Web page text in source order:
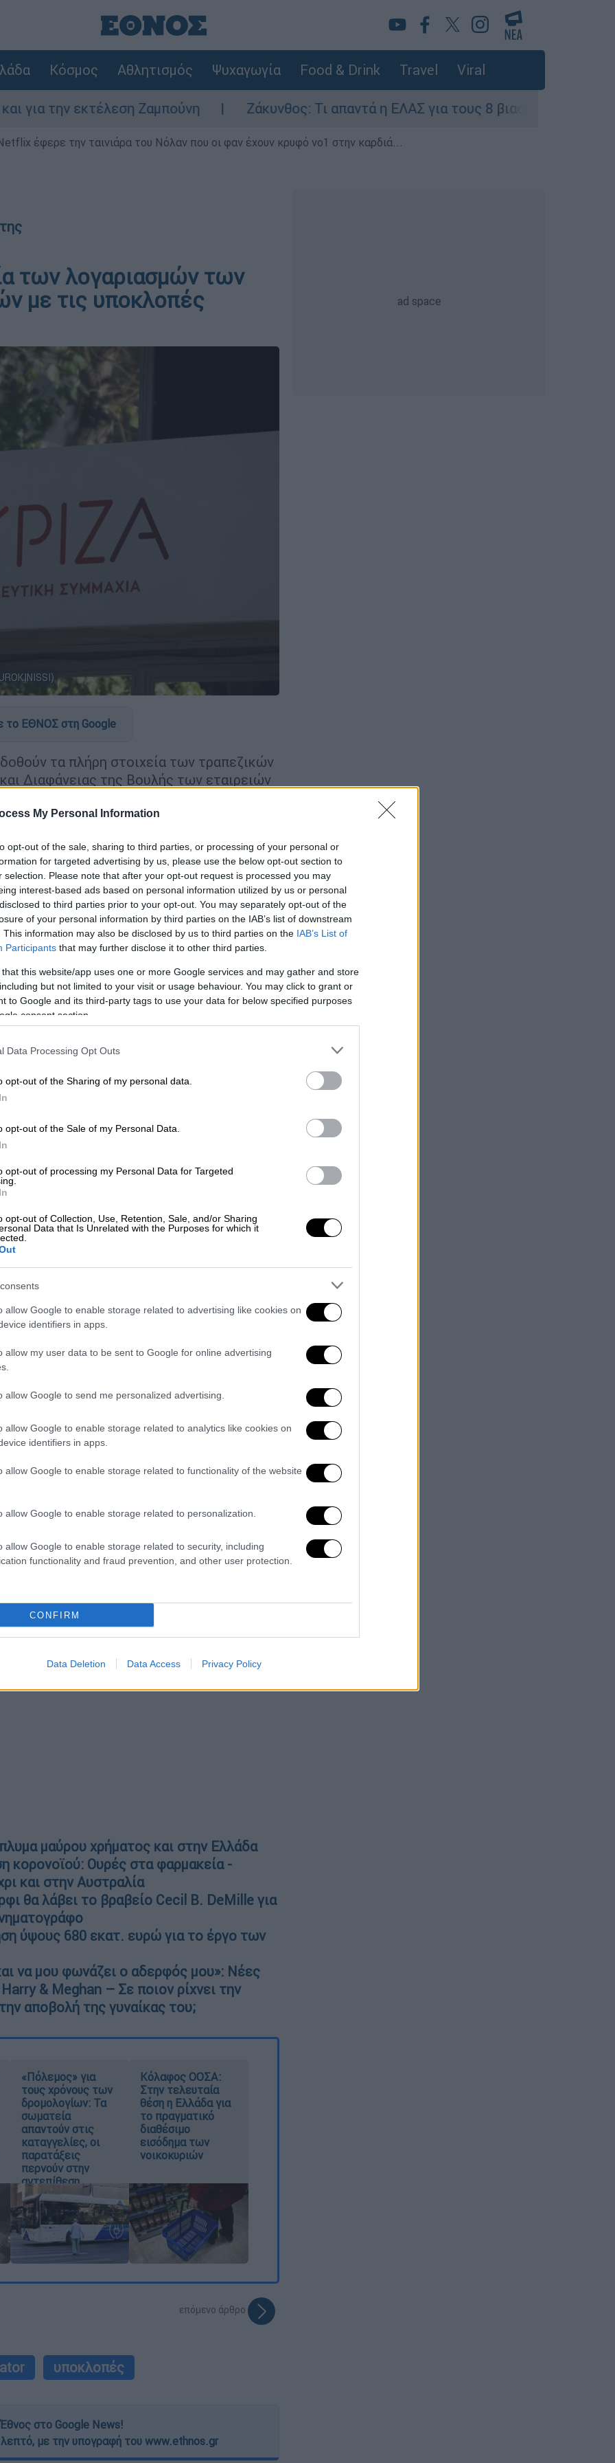
My Personal Information
opt-out of the sale, sharing to third parties, or processing of your personal or
for targeted advertising by us, please use the below opt-out section to
selection. Please note that after your opt-out request is processed you may
interest-based ads based on personal information utilized by us or personal
to third parties prior to your opt-out. You may separately opt-out of the
of your personal information by third parties on the IAB’s list of downstream
This information may also be disclosed by us to third parties on the IAB’s List of
Participants that may further disclose it to other third parties.
that this website/app uses one or more Google services and may gather and store
but not limited to your visit or usage behaviour. You may click to grant or
to Google and its third-party tags to use your data for below specified purposes
consent section.
Data Processing Opt Outs
opt-out of the Sharing of my personal data.
opt-out of the Sale of my Personal Data.
opt-out of processing my Personal Data for Targeted
opt-out of Collection, Use, Retention, Sale, and/or Sharing
Data that Is Unrelated with the Purposes for which it
allow Google to enable storage related to advertising like cookies on
identifiers in apps.
allow my user data to be sent to Google for online advertising
allow Google to send me personalized advertising.
allow Google to enable storage related to analytics like cookies on
identifiers in apps.
allow Google to enable storage related to functionality of the website
allow Google to enable storage related to personalization.
allow Google to enable storage related to security, including
functionality and fraud prevention, and other user protection.
CONFIRM
Data Deletion Data Access Privacy Policy
Κόσμος Αθλητισμός Ψυχαγωγία Food & Drink Travel Viral
εκτέλεση Ζαμπούνη Ζάκυνθος: Τι απαντά η ΕΛΑΣ για τους 8 βιασμούς τουριστριών -
έφερε την ταινιάρα του Νόλαν που οι φαν έχουν κρυφό νο1 στην καρδιά...
των λογαριασμών των
με τις υποκλοπές
το ΕΘΝΟΣ στη Google
δοθούν τα πλήρη στοιχεία των τραπεζικών
Διαφάνειας της Βουλής των εταιρειών
έχει πλήρη εικόνα για τις συναλλαγές
εταιρειών INTELLEXA, APOLLO,
το οποίο ζητήσατε κατά την τελευταία
εγγράφως, ζητούμε, δυνάμει του
Βουλής, να ζητήσετε μέσω της
νόμιμα τα στοιχεία των τραπεζικών
οποία προσκομίσθηκαν στην Εξεταστική
καταθετών ή δικαιούχων αρκετών
ΕΤΑΙΡΕΙΑ
AE
ΑΝΩΝΥΜΗ ΕΤΑΙΡΕΙΑ
τα ονόματα καταθετών, εντολέων
σε όλες τις
στοιχεία που έχουν ήδη προσκομιστεί.
Επιτροπή να έχει
ορισμένες από τις οποίες έχουν ήδη
Συμμαχία της Ειδικής Μόνιμης
μαύρου χρήματος και στην Ελλάδα
κορονοϊού: Ουρές στα φαρμακεία -
και στην Αυστραλία
θα λάβει το βραβείο Cecil B. DeMille για
ύψους 680 εκατ. ευρώ για το έργο των
να μου φωνάζει ο αδερφός μου»: Νέες
& Meghan – Σε ποιον ρίχνει την
αποβολή της γυναίκας του;
«Πόλεμος» για
τους χρόνους των
δρομολογίων: Τα
σωματεία
απαντούν στις
καταγγελίες, οι
παρατάξεις
περνούν στην
αντεπίθεση
Κόλαφος ΟΟΣΑ:
Στην τελευταία
θέση η Ελλάδα για
το πραγματικό
διαθέσιμο
εισόδημα των
νοικοκυριών
επόμενο άρθρο
υποκλοπές
στο Google News!
με την υπογραφή του www.ethnos.gr